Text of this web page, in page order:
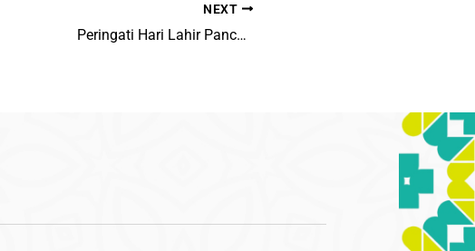
NEXT
Peringati Hari Lahir Pancasila, Balai Labkesmas Makassar Siap Menuju Indonesia Sehat!